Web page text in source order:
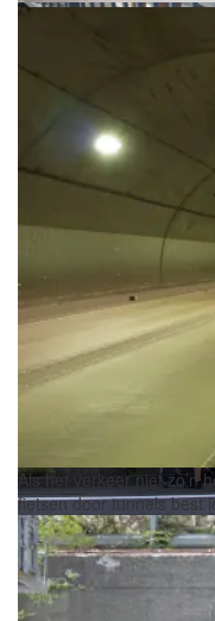
Jur moet natuurlijk weer
Weer zo’n gat in het
Als het verkeer niet zo’n
fietsen door tunnels best